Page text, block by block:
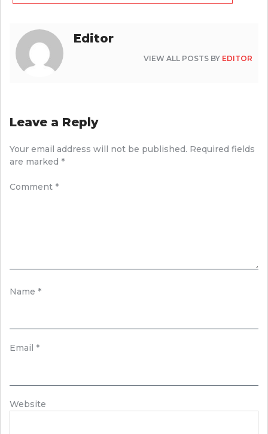
Editor
VIEW ALL POSTS BY EDITOR
Leave a Reply
Your email address will not be published. Required fields
are marked *
Comment *
Name *
Email *
Website